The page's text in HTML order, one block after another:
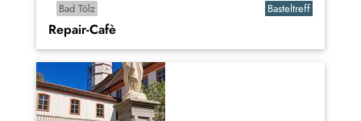
Bad Tölz
Basteltreff
Repair-Cafè